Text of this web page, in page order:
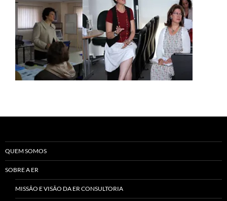
QUEM SOMOS
SOBRE A ER
MISSÃO E VISÃO DA ER CONSULTORIA